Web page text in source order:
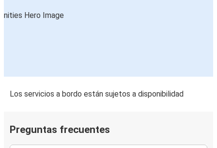
Los servicios a bordo están sujetos a disponibilidad
Preguntas frecuentes